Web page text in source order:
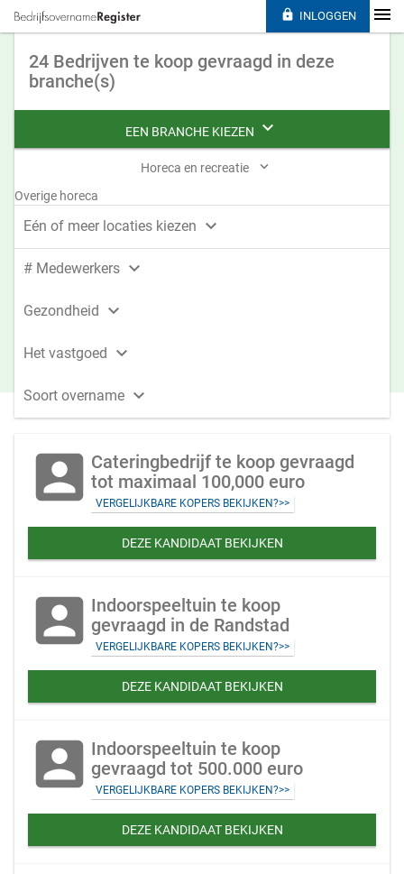
24 Bedrijven te koop gevraagd in deze
branche(s)
EEN BRANCHE KIEZEN 
Horeca en recreatie 
Overige horeca
Eén of meer locaties kiezen 
# Medewerkers 
Gezondheid 
Het vastgoed 
Soort overname 
account_box Cateringbedrijf te koop gevraagd
tot maximaal 100,000 euro
VERGELIJKBARE KOPERS BEKIJKEN?>>
DEZE KANDIDAAT BEKIJKEN
account_box Indoorspeeltuin te koop
gevraagd in de Randstad
VERGELIJKBARE KOPERS BEKIJKEN?>>
DEZE KANDIDAAT BEKIJKEN
account_box Indoorspeeltuin te koop
gevraagd tot 500.000 euro
VERGELIJKBARE KOPERS BEKIJKEN?>>
DEZE KANDIDAAT BEKIJKEN
 INLOGGEN